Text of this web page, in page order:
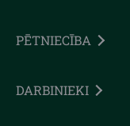
PĒTNIECĪBA
DARBINIEKI